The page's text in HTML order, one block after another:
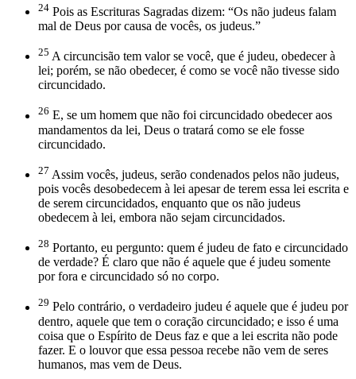
24 Pois as Escrituras Sagradas dizem: “Os não judeus falam
mal de Deus por causa de vocês, os judeus.”
25 A circuncisão tem valor se você, que é judeu, obedecer à
lei; porém, se não obedecer, é como se você não tivesse sido
circuncidado.
26 E, se um homem que não foi circuncidado obedecer aos
mandamentos da lei, Deus o tratará como se ele fosse
circuncidado.
27 Assim vocês, judeus, serão condenados pelos não judeus,
pois vocês desobedecem à lei apesar de terem essa lei escrita e
de serem circuncidados, enquanto que os não judeus
obedecem à lei, embora não sejam circuncidados.
28 Portanto, eu pergunto: quem é judeu de fato e circuncidado
de verdade? É claro que não é aquele que é judeu somente
por fora e circuncidado só no corpo.
29 Pelo contrário, o verdadeiro judeu é aquele que é judeu por
dentro, aquele que tem o coração circuncidado; e isso é uma
coisa que o Espírito de Deus faz e que a lei escrita não pode
fazer. E o louvor que essa pessoa recebe não vem de seres
humanos, mas vem de Deus.